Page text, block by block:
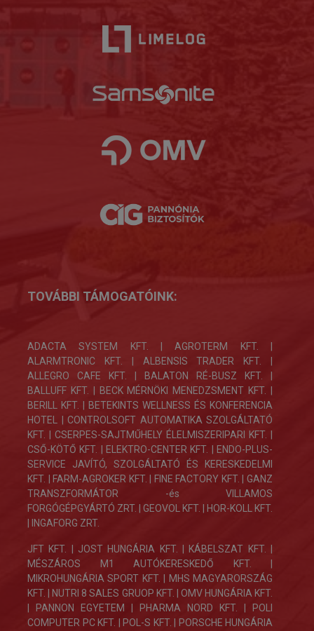
TOVÁBBI TÁMOGATÓINK:
ADACTA SYSTEM KFT. | AGROTERM KFT. |
ALARMTRONIC KFT. | ALBENSIS TRADER KFT. |
ALLEGRO CAFE KFT. | BALATON RÉ-BUSZ KFT. |
BALLUFF KFT. | BECK MÉRNÖKI MENEDZSMENT KFT. |
BERILL KFT. | BETEKINTS WELLNESS ÉS KONFERENCIA
HOTEL | CONTROLSOFT AUTOMATIKA SZOLGÁLTATÓ
KFT. | CSERPES-SAJTMŰHELY ÉLELMISZERIPARI KFT.
CSŐ-KÖTŐ KFT. | ELEKTRO-CENTER KFT. |
ENDO-PLUS-
SERVICE JAVÍTÓ, SZOLGÁLTATÓ ÉS KERESKEDELMI
KFT.
FARM-AGROKER KFT. | FINE FACTORY KFT.
| GANZ
TRANSZFORMÁTOR -és VILLAMOS
FORGÓGÉPGYÁRTÓ ZRT. | GEOVOL KFT. | HOR-KOLL KFT.
| INGAFORG ZRT.
JFT KFT. | JOST HUNGÁRIA KFT. | KÁBELSZAT KFT. |
MÉSZÁROS M1 AUTÓKERESKEDŐ KFT. |
MIKROHUNGÁRIA SPORT KFT. | MHS MAGYARORSZÁG
KFT. | NUTRI 8 SALES GRUOP KFT. | OMV HUNGÁRIA KFT.
| PANNON EGYETEM | PHARMA NORD KFT. | POLI
COMPUTER PC KFT. | POL-S KFT. | PORSCHE HUNGÁRIA